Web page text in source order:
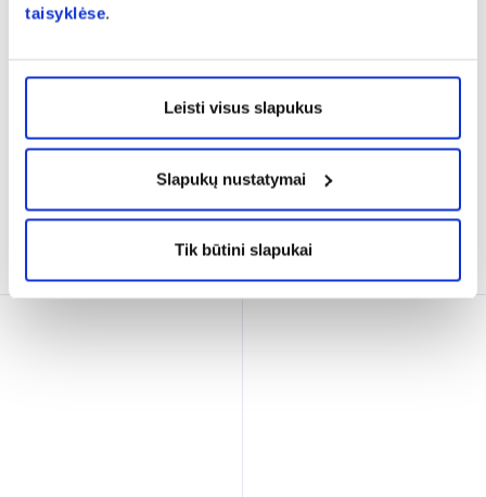
taisyklėse.
Leisti visus slapukus
Slapukų nustatymai
Tik būtini slapukai
OMRON rankovė AKS
42 cm, juoda, minkšta, 1...
32,69 €
% PAPILDOMA NUOLAIDA
INTELLI IT AFIB, 1 vnt.
Įvertinimas 4.0 iš 5
151,49 €
% PAPILDOMA NUOLAIDA